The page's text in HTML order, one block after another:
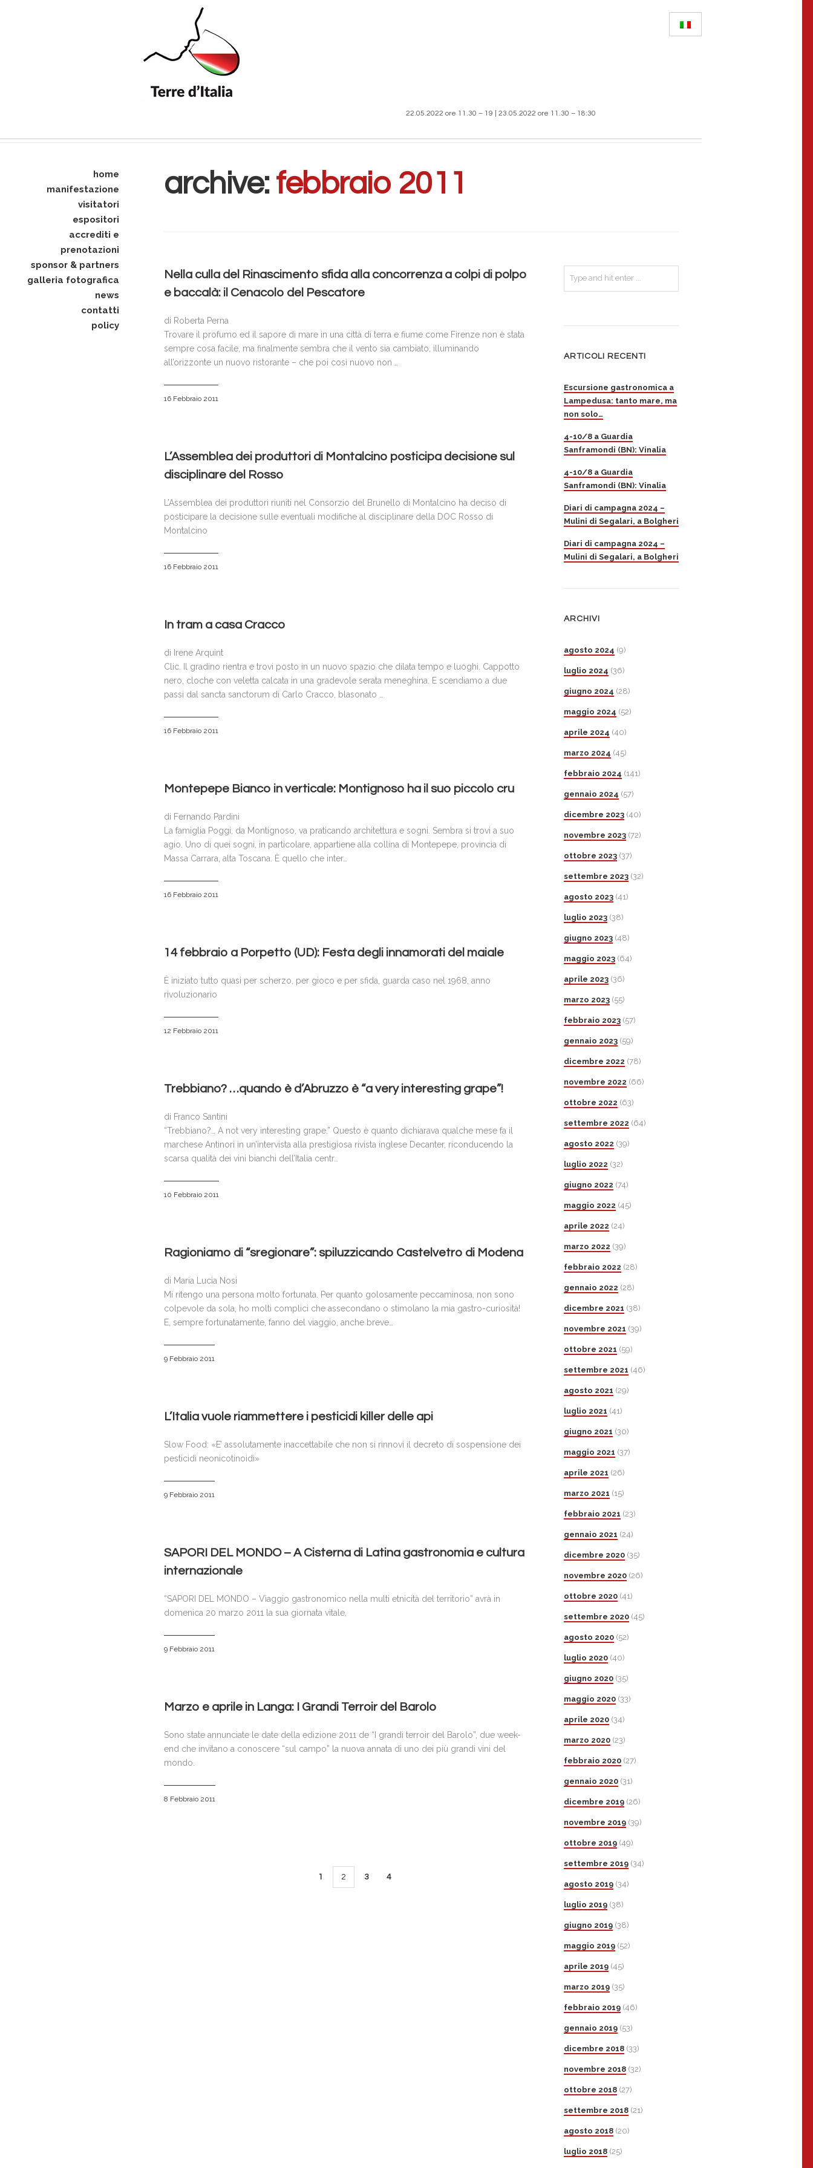
22.05.2022 ore 11.30 – 19 | 23.05.2022 ore 11.30 – 18:30
home
manifestazione
visitatori
espositori
accrediti e
prenotazioni
sponsor & partners
galleria fotografica
news
contatti
policy
archive: febbraio 2011
Nella culla del Rinascimento sfida alla concorrenza a colpi di polpo
e baccalà: il Cenacolo del Pescatore
di Roberta Perna
Trovare il profumo ed il sapore di mare in una città di terra e fiume come Firenze non è stata
sempre cosa facile, ma finalmente sembra che il vento sia cambiato, illuminando
all’orizzonte un nuovo ristorante – che poi così nuovo non …
16 Febbraio 2011
L’Assemblea dei produttori di Montalcino posticipa decisione sul
disciplinare del Rosso
L’Assemblea dei produttori riuniti nel Consorzio del Brunello di Montalcino ha deciso di
posticipare la decisione sulle eventuali modifiche al disciplinare della DOC Rosso di
Montalcino
16 Febbraio 2011
In tram a casa Cracco
di Irene Arquint
Clic. Il gradino rientra e trovi posto in un nuovo spazio che dilata tempo e luoghi. Cappotto
nero, cloche con veletta calcata in una gradevole serata meneghina. E scendiamo a due
passi dal sancta sanctorum di Carlo Cracco, blasonato …
16 Febbraio 2011
Montepepe Bianco in verticale: Montignoso ha il suo piccolo cru
di Fernando Pardini
La famiglia Poggi, da Montignoso, va praticando architettura e sogni. Sembra si trovi a suo
agio. Uno di quei sogni, in particolare, appartiene alla collina di Montepepe, provincia di
Massa Carrara, alta Toscana. È quello che inter…
16 Febbraio 2011
14 febbraio a Porpetto (UD): Festa degli innamorati del maiale
È iniziato tutto quasi per scherzo, per gioco e per sfida, guarda caso nel 1968, anno
rivoluzionario
12 Febbraio 2011
Trebbiano? …quando è d’Abruzzo è “a very interesting grape”!
di Franco Santini
“Trebbiano?… A not very interesting grape.” Questo è quanto dichiarava qualche mese fa il
marchese Antinori in un’intervista alla prestigiosa rivista inglese Decanter, riconducendo la
scarsa qualità dei vini bianchi dell’Italia centr…
10 Febbraio 2011
Ragioniamo di “sregionare”: spiluzzicando Castelvetro di Modena
di Maria Lucia Nosi
Mi ritengo una persona molto fortunata. Per quanto golosamente peccaminosa, non sono
colpevole da sola, ho molti complici che assecondano o stimolano la mia gastro-curiosità!
E, sempre fortunatamente, fanno del viaggio, anche breve…
9 Febbraio 2011
L’Italia vuole riammettere i pesticidi killer delle api
Slow Food: «E’ assolutamente inaccettabile che non si rinnovi il decreto di sospensione dei
pesticidi neonicotinoidi»
9 Febbraio 2011
SAPORI DEL MONDO – A Cisterna di Latina gastronomia e cultura
internazionale
“SAPORI DEL MONDO – Viaggio gastronomico nella multi etnicità del territorio” avrà in
domenica 20 marzo 2011 la sua giornata vitale,
9 Febbraio 2011
Marzo e aprile in Langa: I Grandi Terroir del Barolo
Sono state annunciate le date della edizione 2011 de “I grandi terroir del Barolo”, due week-
end che invitano a conoscere “sul campo” la nuova annata di uno dei più grandi vini del
mondo.
8 Febbraio 2011
1 2 3 4
ARTICOLI RECENTI
Escursione gastronomica a
Lampedusa: tanto mare, ma
non solo…
4-10/8 a Guardia
Sanframondi (BN): Vinalia
4-10/8 a Guardia
Sanframondi (BN): Vinalia
Diari di campagna 2024 –
Mulini di Segalari, a Bolgheri
Diari di campagna 2024 –
Mulini di Segalari, a Bolgheri
ARCHIVI
agosto 2024 (9)
luglio 2024 (36)
giugno 2024 (28)
maggio 2024 (52)
aprile 2024 (40)
marzo 2024 (45)
febbraio 2024 (141)
gennaio 2024 (57)
dicembre 2023(40)
novembre 2023(72)
ottobre 2023(37)
settembre 2023(32)
agosto 2023(41)
luglio 2023(38)
giugno 2023(48)
maggio 2023(64)
aprile 2023(36)
marzo 2023(55)
febbraio 2023(57)
gennaio 2023(59)
dicembre 2022 (78)
novembre 2022 (66)
ottobre 2022 (63)
settembre 2022 (64)
agosto 2022 (39)
luglio 2022 (32)
giugno 2022 (74)
maggio 2022 (45)
aprile 2022 (24)
marzo 2022 (39)
febbraio 2022 (28)
gennaio 2022 (28)
dicembre 2021 (38)
novembre 2021 (39)
ottobre 2021 (59)
settembre 2021 (46)
agosto 2021 (29)
luglio 2021 (41)
giugno 2021 (30)
maggio 2021 (37)
aprile 2021 (26)
marzo 2021 (15)
febbraio 2021 (23)
gennaio 2021 (24)
dicembre 2020(35)
novembre 2020(26)
ottobre 2020(41)
settembre 2020(45)
agosto 2020(52)
luglio 2020(40)
giugno 2020(35)
maggio 2020(33)
aprile 2020(34)
marzo 2020(23)
febbraio 2020(27)
gennaio 2020(31)
dicembre 2019(26)
novembre 2019(39)
ottobre 2019(49)
settembre 2019(34)
agosto 2019(34)
luglio 2019(38)
giugno 2019(38)
maggio 2019(52)
aprile 2019(45)
marzo 2019(35)
febbraio 2019(46)
gennaio 2019(53)
dicembre 2018(33)
novembre 2018(32)
ottobre 2018(27)
settembre 2018(21)
agosto 2018(20)
luglio 2018(25)